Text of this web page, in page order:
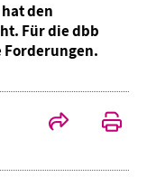
den
Für die dbb
Forderungen.